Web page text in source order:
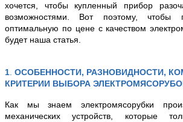
хочется, чтобы купленный прибор
возможностями. Вот поэтому, чтобы
оптимальную по цене с качеством
будет наша статья.
1. ОСОБЕННОСТИ, РАЗНОВИДНОСТИ,
КРИТЕРИИ ВЫБОРА
Как мы знаем электромясорубки
механических устройств, которые